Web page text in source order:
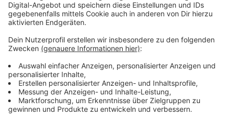
Weitere Infos und Links zum Thema
Anzeige
Spielplan von Rhein Fire:
So berichtet Rhein Fire:
Anzeige